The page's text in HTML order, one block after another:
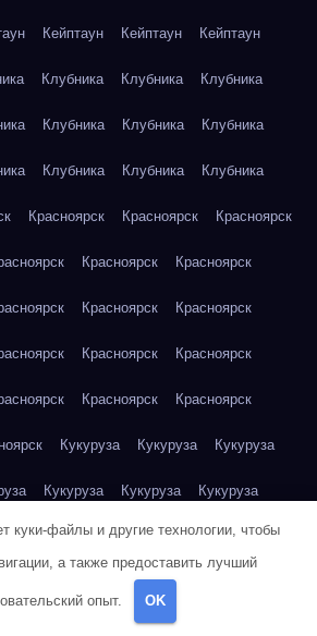
Кейптаун Кейптаун Кейптаун
Клубника Клубника Клубника
Клубника Клубника Клубника
Клубника Клубника Клубника
Красноярск Красноярск Красноярск
Красноярск Красноярск
Красноярск Красноярск
Красноярск Красноярск
Красноярск Красноярск
Кукуруза Кукуруза Кукуруза
Кукуруза Кукуруза Кукуруза
Кукуруза Кукуруза Кукуруза
Куриная грудка
Куриная грудка
куки-файлы и другие технологии, чтобы
а также предоставить лучший
опыт. OK